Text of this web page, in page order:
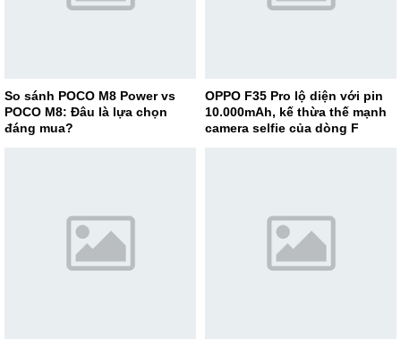
So sánh POCO M8 Power vs
POCO M8: Đâu là lựa chọn
đáng mua?
OPPO F35 Pro lộ diện với pin
10.000mAh, kế thừa thế mạnh
camera selfie của dòng F